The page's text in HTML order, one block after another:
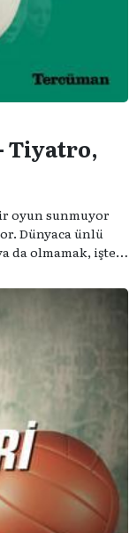
Tiyatro,
oyun sunmuyor
Dünyaca ünlü
da olmamak, işte